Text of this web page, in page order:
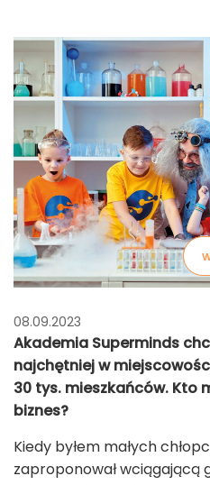
08.09.2023
Akademia Superminds
najchętniej w
30 tys. mieszkańców. Kto
biznes?
Kiedy byłem małych
zaproponował wciągającą